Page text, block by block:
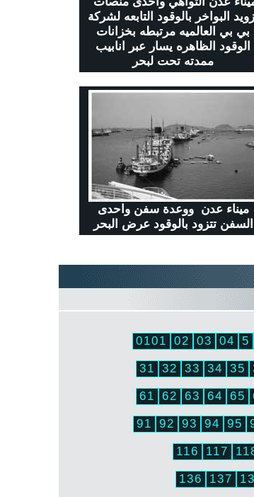
البواخر بالوقود التابعه لشركة
بي بي العالميه مرتبطه بخزانات
الوقود الظاهره يسار عبر انابيب
ممدته تحت لبحر
ميناء عدن ووعدة سفن واحدى
السفن تتزود بالوقود عرض البحر
0101 02 03 04 5
31 32 33 34 35
61 62 63 64 65
91 92 93 94 95
116
117
136
137